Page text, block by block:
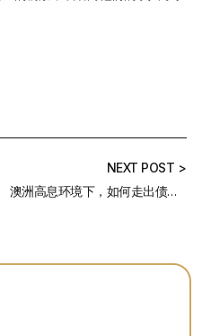
NEXT POST >
澳洲高息环境下，如何走出债务泥潭 ？